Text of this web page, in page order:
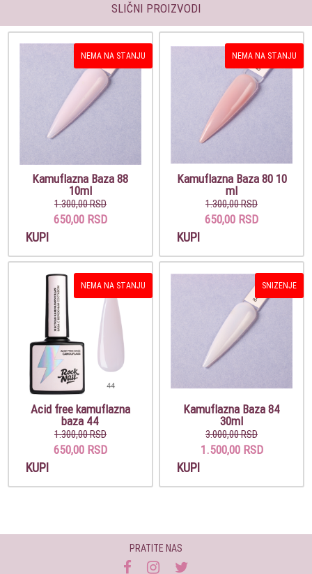
SLIČNI PROIZVODI
NEMA NA STANJU
Kamuflazna Baza 88
10ml
1.300,00 RSD
650,00 RSD
KUPI
NEMA NA STANJU
Kamuflazna Baza 80 10
ml
1.300,00 RSD
650,00 RSD
KUPI
NEMA NA STANJU
Acid free kamuflazna
baza 44
1.300,00 RSD
650,00 RSD
KUPI
SNIZENJE
Kamuflazna Baza 84
30ml
3.000,00 RSD
1.500,00 RSD
KUPI
PRATITE NAS